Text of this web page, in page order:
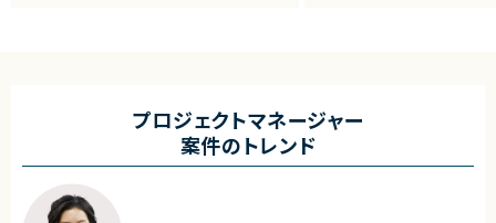
・詳細設計書、テスト仕様書等のドキュメント
・成果物レビューおよび品質管理
・開発メンバーへの技術支援、進捗管理
■体制
・少人数体制でのプロジェクト推進
・要件整理および要件定義支
・バックエンドシステムの設計
・リリース対応および品質向
プロジェクトマネージャー
案件のトレンド